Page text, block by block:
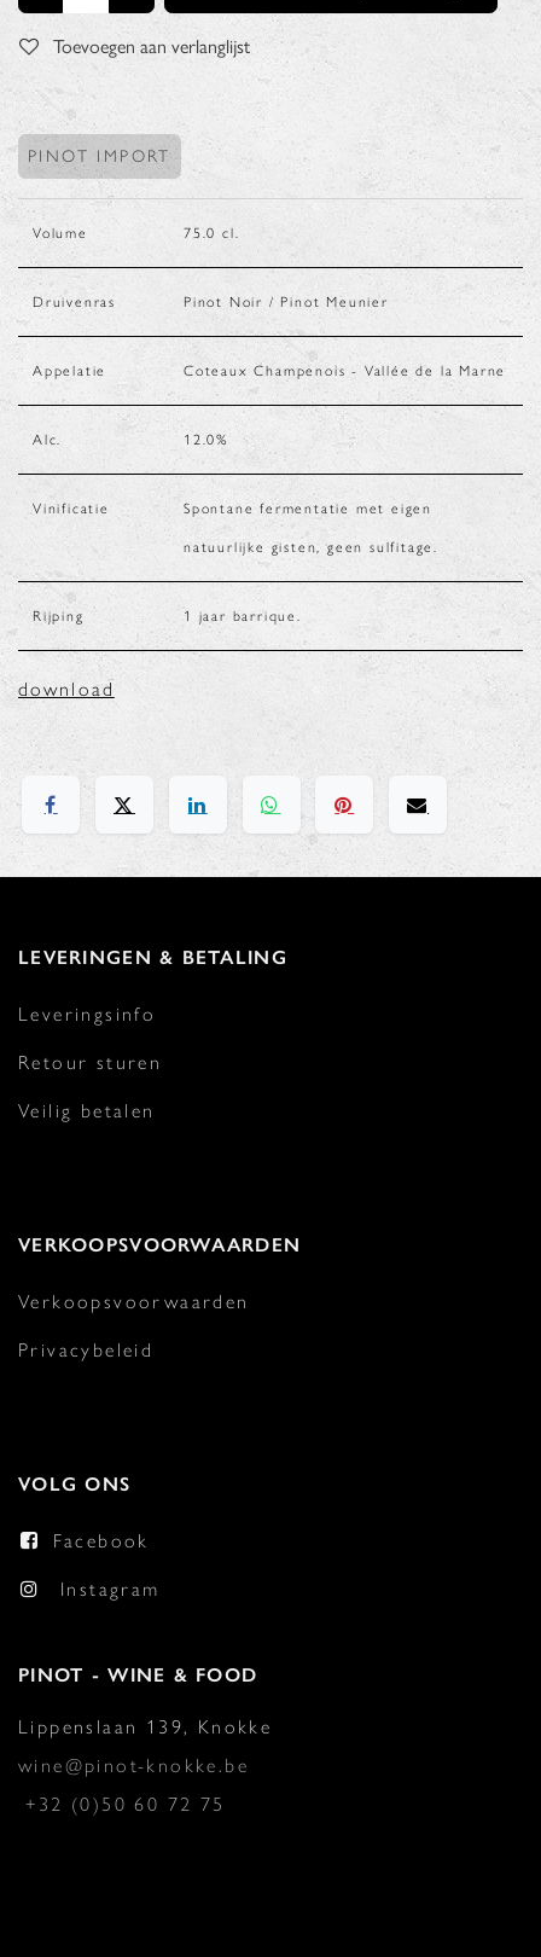
Toevoegen aan verlanglijst
PINOT IMPORT
Volume 75.0 cl.
Druivenras Pinot Noir / Pinot Meunier
Appelatie Coteaux Champenois - Vallée de la Marne
Alc. 12.0%
Vinificatie Spontane fermentatie met eigen
natuurlijke gisten, geen sulfitage.
Rijping 1 jaar barrique.
download
LEVERINGEN & BETALING
Leveringsinfo
Retour sturen
Veilig betalen
VERKOOPSVOORWAARDEN
Verkoopsvoorwaarden
Privacybeleid
VOLG ONS
Facebook
Instagram
PINOT - WINE & FOOD
Lippenslaan 139, Knokke
wine@pinot-knokke.be
+32 (0)50 60 72 75